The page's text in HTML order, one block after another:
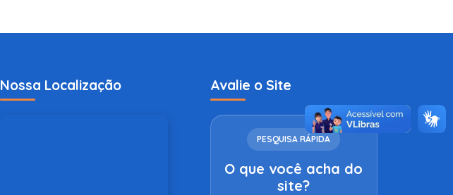
Nossa Localização Avalie o Site
PESQUISA RÁPIDA
O que você acha do
site?